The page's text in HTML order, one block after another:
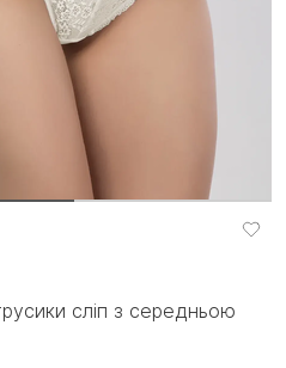
сліп з середньою